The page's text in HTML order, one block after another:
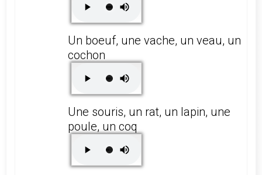
Un boeuf, une vache, un veau, un
cochon
Une souris, un rat, un lapin, une
poule, un coq